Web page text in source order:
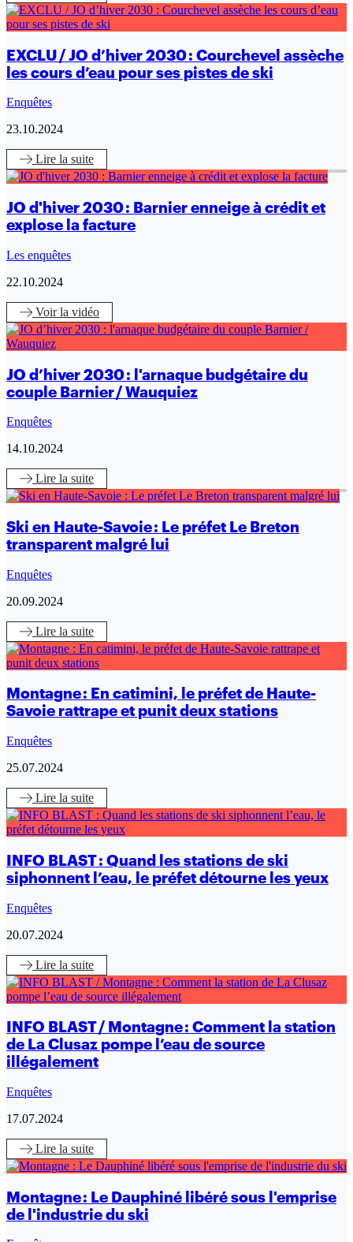
EXCLU / JO d’hiver 2030 : Courchevel assèche
les cours d’eau pour ses pistes de ski
Enquêtes
23.10.2024
Lire la suite
JO d'hiver 2030 : Barnier enneige à crédit et
explose la facture
Les enquêtes
22.10.2024
Voirla vidéo
JO d’hiver 2030 : l'arnaque budgétaire du
couple Barnier / Wauquiez
Enquêtes
14.10.2024
Lire la suite
Ski en Haute-Savoie : Le préfet Le Breton
transparent malgré lui
Enquêtes
20.09.2024
Lire la suite
Montagne : En catimini, le préfet de Haute-
Savoie rattrape et punit deux stations
Enquêtes
25.07.2024
Lire la suite
INFO BLAST : Quand les stations de ski
siphonnent l’eau, le préfet détourne les yeux
Enquêtes
20.07.2024
Lire la suite
INFO BLAST / Montagne : Comment la station
de La Clusaz pompe l’eau de source
illégalement
Enquêtes
17.07.2024
Lire la suite
Montagne : Le Dauphiné libéré sous l'emprise
de l'industrie du ski